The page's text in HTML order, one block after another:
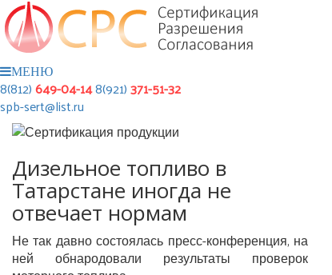
МЕНЮ
8(812)649-04-148(921)371-51-32
spb-sert@list.ru
Дизельное топливо в
Татарстане иногда не
отвечает нормам
Не так давно состоялась пресс-конференция, на
ней обнародовали результаты проверок